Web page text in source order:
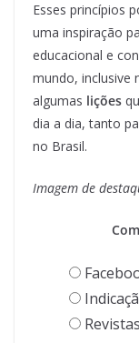
Esses princípios
uma inspiração
educacional e
mundo, inclusive
algumas lições
dia a dia, tanto
no Brasil.
Imagem de
Revistas